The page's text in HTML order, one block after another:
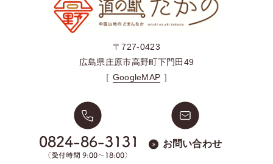
〒727-0423
広島県庄原市高野町下門田49
［ GoogleMAP ］
お問い合わせ